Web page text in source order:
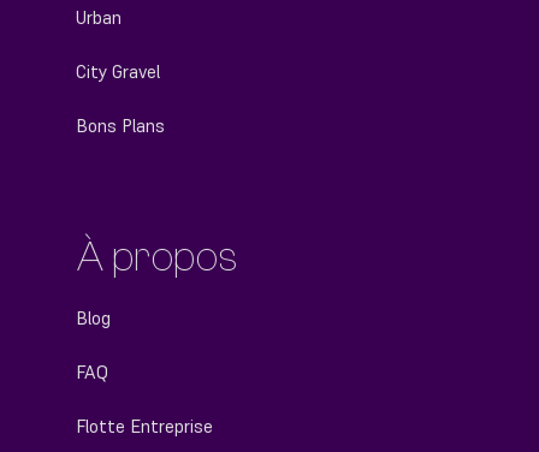
Urban
City Gravel
Bons Plans
À propos
Blog
FAQ
Flotte Entreprise